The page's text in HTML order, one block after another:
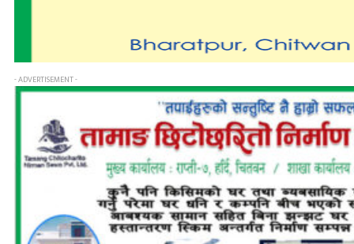
- ADVERTISEMENT -